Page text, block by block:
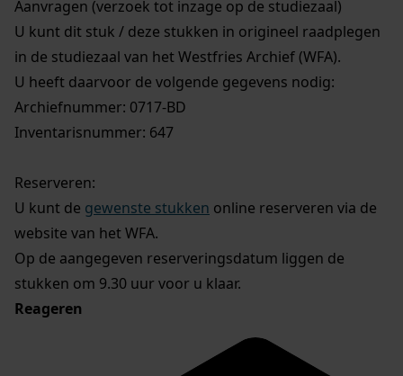
Aanvragen (verzoek tot inzage op de studiezaal)
U kunt dit stuk / deze stukken in origineel raadplegen
in de studiezaal van het Westfries Archief (WFA).
U heeft daarvoor de volgende gegevens nodig:
Archiefnummer: 0717-BD
Inventarisnummer: 647
Reserveren:
U kunt de gewenste stukken online reserveren via de
website van het WFA.
Op de aangegeven reserveringsdatum liggen de
stukken om 9.30 uur voor u klaar.
Reageren